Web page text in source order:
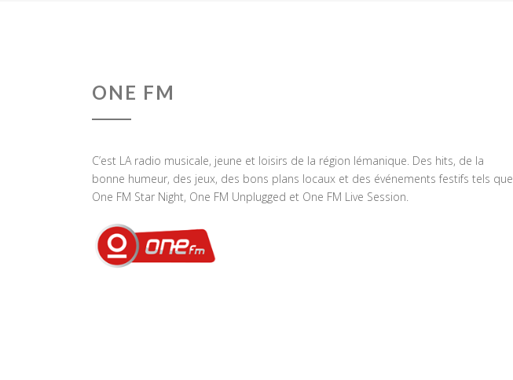
ONE FM
C’est LA radio musicale, jeune et loisirs de la région lémanique. Des hits, de la
bonne humeur, des jeux, des bons plans locaux et des événements festifs tels que
One FM Star Night, One FM Unplugged et One FM Live Session.